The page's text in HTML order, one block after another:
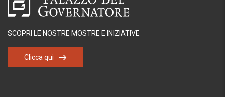
SCOPRI LE NOSTRE MOSTRE E INIZIATIVE
Clicca qui